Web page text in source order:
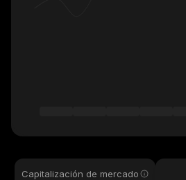
Capitalización de mercado